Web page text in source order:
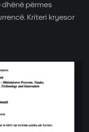
përmes
Kriteri kryesor